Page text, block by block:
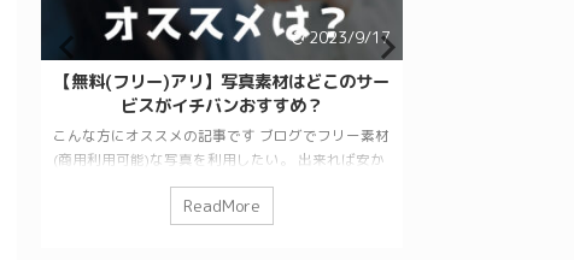
2023/9/17
【無料(フリー)アリ】写真素材はどこのサー
ビスがイチバンおすすめ？
こんな方にオススメの記事です ブログでフリー素材
(商用利用可能)な写真を利用したい。 出来れば安か
ったリ、無料のサービスが嬉しい。 読了目安：2分
そういった疑問にお答えします。 日本のサービ
ReadMore